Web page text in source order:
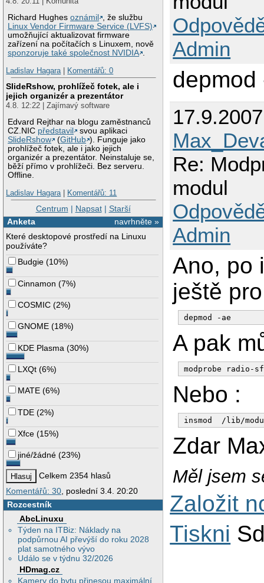
Richard Hughesoznámil
, že službu
Linux Vendor Firmware Service (LVFS)
umožňující aktualizovat firmware
zařízení na počítačích s Linuxem, nově
sponzoruje také společnost NVIDIA .
Ladislav Hagara| Komentářů: 0
SlideRshow, prohlížeč fotek, ale i
jejich organizér a prezentátor
4.8. 12:22 | Zajímavý software
Edvard Rejthar na blogu zaměstnanců
CZ.NIC představil
svou aplikaci
SlideRshow
(GitHub ). Funguje jako
prohlížeč fotek, ale i jako jejich
organizér a prezentátor. Neinstaluje se,
běží přímo v prohlížeči. Bez serveru.
Offline.
Ladislav Hagara| Komentářů: 11
Centrum | Napsat| Starší
navrhněte »
Anketa
Které desktopové prostředí na Linuxu
používáte?
Budgie (10%)
Cinnamon (7%)
COSMIC (2%)
GNOME (18%)
KDE Plasma (30%)
LXQt (6%)
MATE (6%)
TDE (2%)
Xfce (15%)
jiné/žádné (23%)
Celkem 2354 hlasů
Komentářů: 30 , poslední 3.4. 20:20
Rozcestník
AbcLinuxu
Týden na ITBiz: Náklady na
podpůrnou AI převýší do roku 2028
plat samotného vývo
Událo se v týdnu 32/2026
HDmag.cz
Kamery do bytu přinesou maximální
Admin
depmod
Re:
modul
Admin
Ano, po
ještě
A pak
Nebo :
Zdar
Měl jsem
Založit
Tiskni